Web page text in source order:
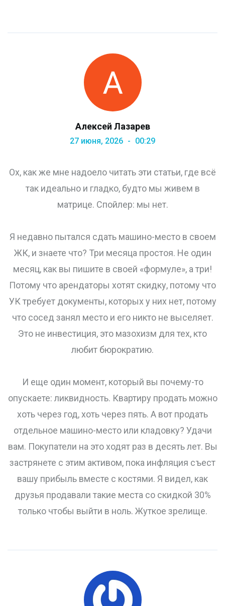
Алексей Лазарев
27 июня, 2026 00:29
Ох, как же мне надоело читать эти статьи, где всё
так идеально и гладко, будто мы живем в
матрице. Спойлер: мы нет.
Я недавно пытался сдать машино-место в своем
ЖК, и знаете что? Три месяца простоя. Не один
месяц, как вы пишите в своей «формуле», а три!
Потому что арендаторы хотят скидку, потому что
УК требует документы, которых у них нет, потому
что сосед занял место и его никто не выселяет.
Это не инвестиция, это мазохизм для тех, кто
любит бюрократию.
И еще один момент, который вы почему-то
опускаете: ликвидность. Квартиру продать можно
хоть через год, хоть через пять. А вот продать
отдельное машино-место или кладовку? Удачи
вам. Покупатели на это ходят раз в десять лет. Вы
застрянете с этим активом, пока инфляция съест
вашу прибыль вместе с костями. Я видел, как
друзья продавали такие места со скидкой 30%
только чтобы выйти в ноль. Жуткое зрелище.